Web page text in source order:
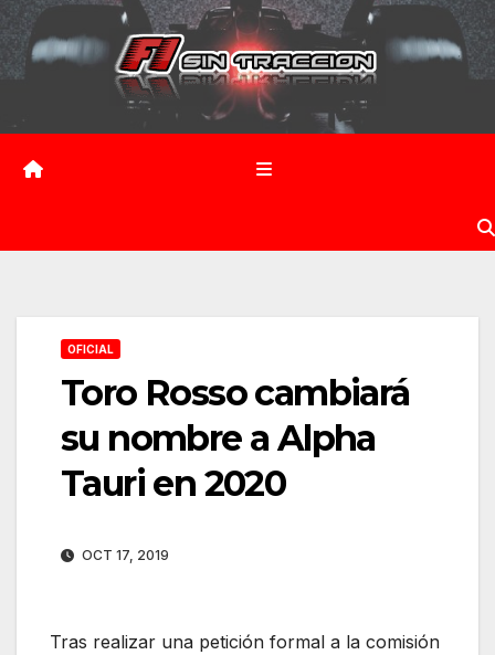
Saltar
contenido
OFICIAL
Toro Rosso cambiará
su nombre a Alpha
Tauri en 2020
OCT 17, 2019
Tras realizar una petición formal a la comisión